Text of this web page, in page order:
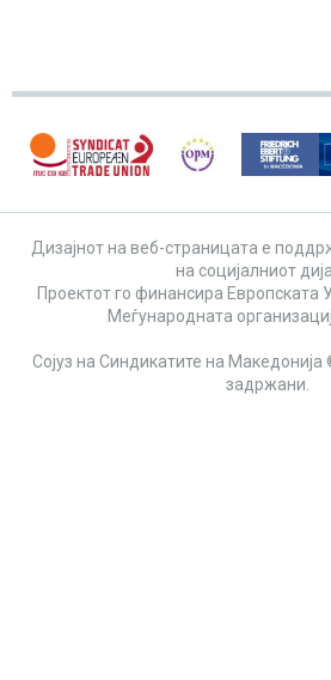
Дизајнот на веб-страницата е
на социјалниот
Проектот го финансира Европската
Меѓународната
Сојуз на Синдикатите на
задржани.